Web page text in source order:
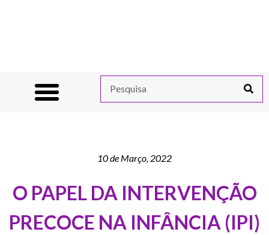
10 de Março, 2022
O PAPEL DA INTERVENÇÃO
PRECOCE NA INFÂNCIA (IPI)